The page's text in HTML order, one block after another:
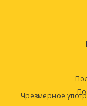
Чрезмерное